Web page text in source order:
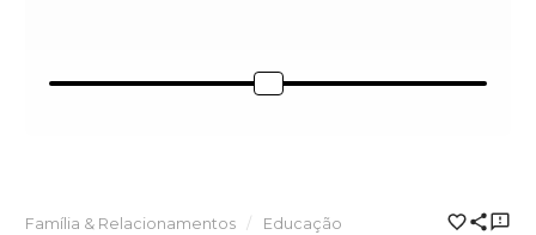
Família & Relacionamentos Educação